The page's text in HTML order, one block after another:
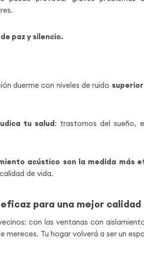
paz y silencio.
duerme con niveles de ruido
tu salud: trastornos del sueño,
acústico son la medida más
de vida.
para una mejor calidad
con las ventanas con
mereces. Tu hogar volverá a ser un